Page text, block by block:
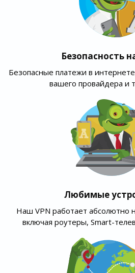
Безопасность
Безопасные платежи в
вашего провайдера и
Любимые
Наш VPN работает абсолютно
включая роутеры, Smart-